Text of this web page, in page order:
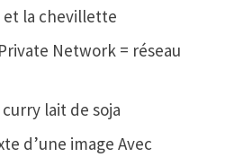
la chevillette
Network = réseau
lait de soja
d’une image Avec